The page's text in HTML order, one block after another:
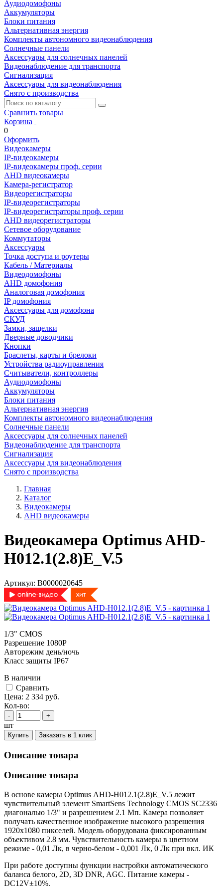
Аудиодомофоны
Аккумуляторы
Блоки питания
Альтернативная энергия
Комплекты автономного видеонаблюдения
Солнечные панели
Аксессуары для солнечных панелей
Видеонаблюдение для транспорта
Сигнализация
Аксессуары для видеонаблюдения
Снято с производства
Сравнить товары
Корзина
0
Оформить
Видеокамеры
IP-видеокамеры
IP-видеокамеры проф. серии
AHD видеокамеры
Камера-регистратор
Видеорегистраторы
IP-видеорегистраторы
IP-видеорегистраторы проф. серии
AHD видеорегистраторы
Сетевое оборудование
Коммутаторы
Аксессуары
Точка доступа и роутеры
Кабель / Материалы
Видеодомофоны
AHD домофония
Аналоговая домофония
IP домофония
Аксессуары для домофона
СКУД
Замки, защелки
Дверные доводчики
Кнопки
Браслеты, карты и брелоки
Устройства радиоуправления
Считыватели, контроллеры
Аудиодомофоны
Аккумуляторы
Блоки питания
Альтернативная энергия
Комплекты автономного видеонаблюдения
Солнечные панели
Аксессуары для солнечных панелей
Видеонаблюдение для транспорта
Сигнализация
Аксессуары для видеонаблюдения
Снято с производства
Главная
Каталог
Видеокамеры
AHD видеокамеры
Видеокамера Optimus AHD-
H012.1(2.8)E_V.5
Артикул: В0000020645
1/3" CMOS
Разрешение 1080P
Авторежим день/ночь
Класс защиты IP67
В наличии
Cравнить
Цена: 2 334 руб.
Кол-во:
- +
шт
Купить Заказать в 1 клик
Описание товара
Описание товара
В основе камеры Optimus AHD-H012.1(2.8)E_V.5 лежит
чувствительный элемент SmartSens Technology CMOS SC2336
диагональю 1/3" и разрешением 2.1 Мп. Камера позволяет
получать качественное изображение высокого разрешения
1920х1080 пикселей. Модель оборудована фиксированным
объективом 2.8 мм. Чувствительность камеры в цветном
режиме - 0,01 Лк, в черно-белом - 0,001 Лк, 0 Лк при вкл. ИК
При работе доступны функции настройки автоматического
баланса белого, 2D, 3D DNR, AGC. Питание камеры -
DC12V±10%.